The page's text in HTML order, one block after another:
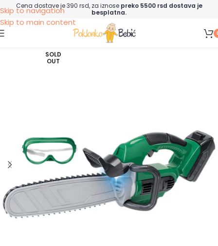
Skip to navigation
Skip to main content
Cena dostave je 390 rsd, za iznose preko 5500 rsd dostava je
besplatna.
SOLD
OUT